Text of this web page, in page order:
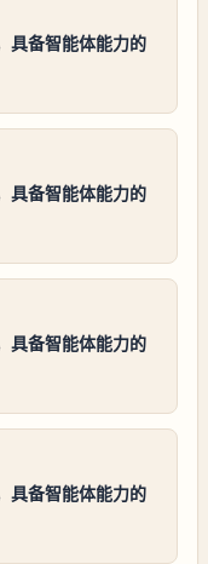
具备智能体能力的
具备智能体能力的
具备智能体能力的
具备智能体能力的